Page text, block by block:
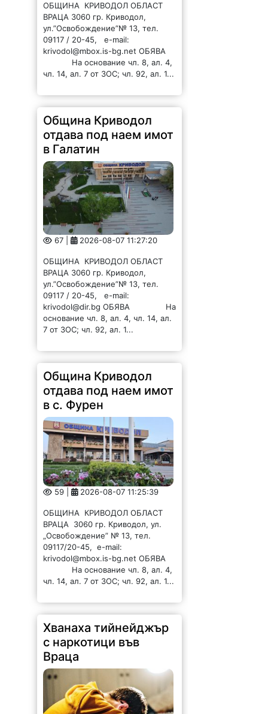
ОБЩИНА КРИВОДОЛ ОБЛАСТ
ВРАЦА 3060 гр. Криводол,
ул.”Освобождение”№ 13, тел.
09117 / 20-45, e-mail:
krivodol@mbox.is-bg.net ОБЯВА
На основание чл. 8, ал. 4,
чл. 14, ал. 7 от ЗОС; чл. 92, ал. 1...
Община Криводол
отдава под наем имот
в Галатин
67 | 2026-08-07 11:27:20
ОБЩИНА КРИВОДОЛ ОБЛАСТ
ВРАЦА 3060 гр. Криводол,
ул.”Освобождение”№ 13, тел.
09117 / 20-45, e-mail:
krivodol@dir.bg ОБЯВА На
основание чл. 8, ал. 4, чл. 14, ал.
7 от ЗОС; чл. 92, ал. 1...
Община Криводол
отдава под наем имот
в с. Фурен
59 | 2026-08-07 11:25:39
ОБЩИНА КРИВОДОЛ ОБЛАСТ
ВРАЦА 3060 гр. Криводол, ул.
„Освобождение” № 13, тел.
09117/20-45, e-mail:
krivodol@mbox.is-bg.net ОБЯВА
На основание чл. 8, ал. 4,
чл. 14, ал. 7 от ЗОС; чл. 92, ал. 1...
Хванаха тийнейджър
с наркотици във
Враца